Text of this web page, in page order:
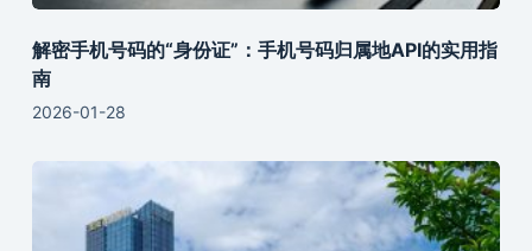
解密手机号码的“身份证”：手机号码归属地API的实用指
南
2026-01-28